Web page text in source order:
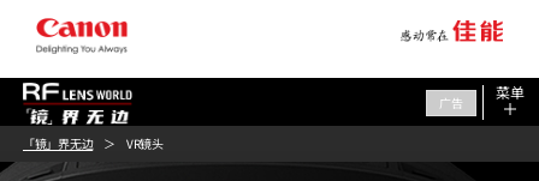
广告
菜单
「镜」界无边 VR镜头